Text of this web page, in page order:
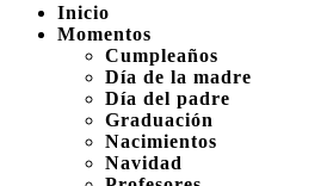
Inicio
Momentos
Cumpleaños
Día de la madre
Día del padre
Graduación
Nacimientos
Navidad